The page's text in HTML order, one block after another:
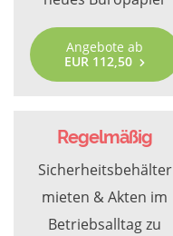
Angebote ab
EUR 112,50
Regelmäßig
Sicherheitsbehälter
mieten & Akten im
Betriebsalltag zu